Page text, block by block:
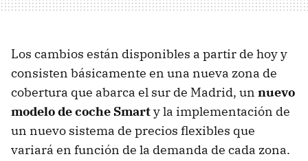
Los cambios están disponibles a partir de hoy y
consisten básicamente en una nueva zona de
cobertura que abarca el sur de Madrid, un nuevo
modelo de coche Smarty la implementación de
un nuevo sistema de precios flexibles que
variará en función de la demanda de cada zona.